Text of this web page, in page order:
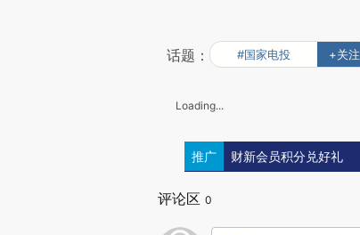
话题： #国家电投 +关注
Loading...
推广 财新会员积分兑好礼
评论区 0